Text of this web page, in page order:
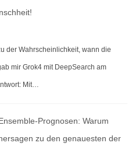
der Wahrscheinlichkeit, wann die
mir Grok4 mit DeepSearch am
Mit…
Prognosen: Warum
zu den genauesten der